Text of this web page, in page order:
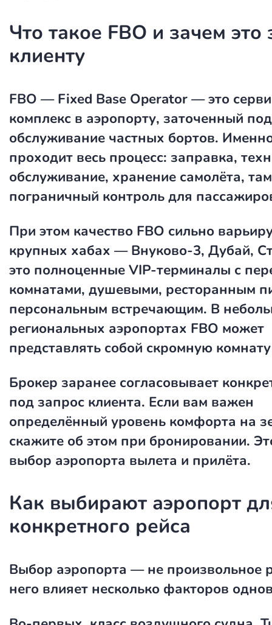
Что такое FBO и зачем это
клиенту
FBO — Fixed Base Operator — это
комплекс в аэропорту, заточенный под
обслуживание частных бортов.
проходит весь процесс: заправка,
обслуживание, хранение самолёта,
пограничный контроль для
При этом качество FBO сильно
крупных хабах — Внуково-3, Дубай,
это полноценные VIP-терминалы с
комнатами, душевыми, ресторанным
персональным встречающим. В
региональных аэропортах FBO может
представлять собой скромную
Брокер заранее согласовывает
под запрос клиента. Если вам важен
определённый уровень комфорта на
скажите об этом при бронировании.
выбор аэропорта вылета и прилёта.
Как выбирают аэропорт
конкретного рейса
Выбор аэропорта — не произвольное
него влияет несколько факторов